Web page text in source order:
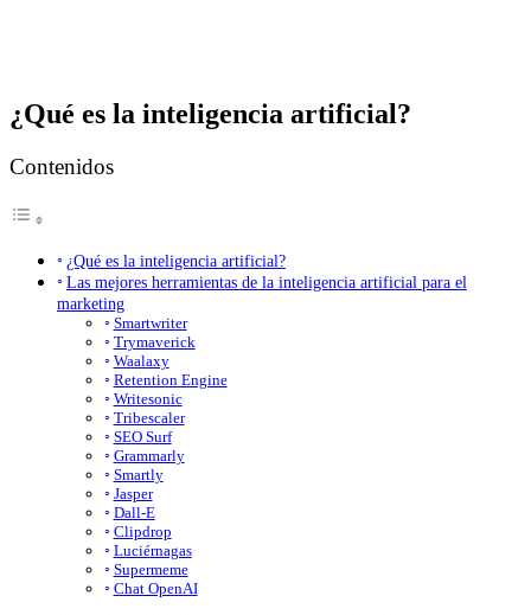
¿Qué es la inteligencia artificial?
Contenidos
¿Qué es la inteligencia artificial?
Las mejores herramientas de la inteligencia artificial para el
marketing
Smartwriter
Trymaverick
Waalaxy
Retention Engine
Writesonic
Tribescaler
SEO Surf
Grammarly
Smartly
Jasper
Dall-E
Clipdrop
Luciérnagas
Supermeme
Chat OpenAI